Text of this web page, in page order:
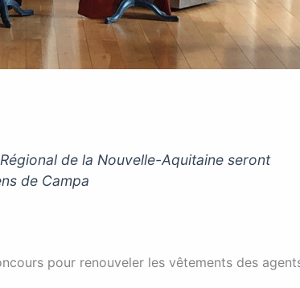
de la Nouvelle-Aquitaine seront
de Campa
pour renouveler les vêtements des